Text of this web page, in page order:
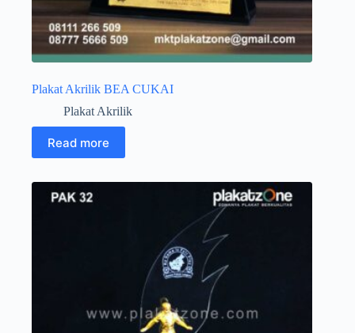
Plakat Akrilik BEA CUKAI
Plakat Akrilik
Read more